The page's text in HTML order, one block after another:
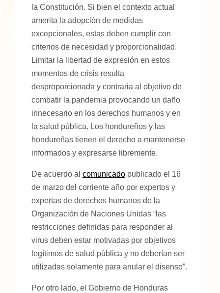
la Constitución. Si bien el contexto actual
amerita la adopción de medidas
excepcionales, estas deben cumplir con
criterios de necesidad y proporcionalidad.
Limitar la libertad de expresión en estos
momentos de crisis resulta
desproporcionada y contraria al objetivo de
combatir la pandemia provocando un daño
innecesario en los derechos humanos y en
la salud pública. Los hondureños y las
hondureñas tienen el derecho a mantenerse
informados y expresarse libremente.
De acuerdo al comunicadopublicado el 16
de marzo del corriente año por expertos y
expertas de derechos humanos de la
Organización de Naciones Unidas “las
restricciones definidas para responder al
virus deben estar motivadas por objetivos
legítimos de salud pública y no deberían ser
utilizadas solamente para anular el disenso”.
Por otro lado, el Gobierno de Honduras